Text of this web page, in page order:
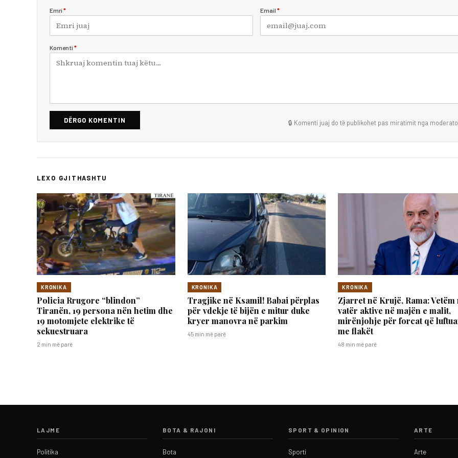
Emri * Email *
Komenti *
DËRGO KOMENTIN 🔒 Komenti juaj do të publikohet pas miratimit nga
LEXO GJITHASHTU
KRONIKA
Policia Rrugore “blindon”
Tiranën, 19 persona nën hetim dhe
19 motomjete elektrike të
sekuestruara
2 min më parë
KRONIKA
Tragjike në Ksamil! Babai përplas
për vdekje të bijën e mitur duke
kryer manovra në parkim
45 min më parë
KRONIKA
Zjarret në Krujë, Rama: Vetëm
vatër aktive në majën e malit,
mirënjohje për forcat që
me flakët
48 min më parë
LAJME
Politika
BOTA & RAJONI
Bota
SPORT & OPINION
Sporti
ARTE
Arte